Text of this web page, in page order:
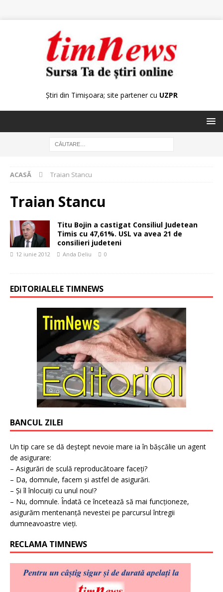
Știri din Timișoara; site partener cu UZPR
ACASĂ Traian Stancu
Traian Stancu
Titu Bojin a castigat Consiliul Judetean
Timis cu 47,61%. USL va avea 21 de
consilieri judeteni
12 iunie 2012 Anda Deliu 0
EDITORIALELE TIMNEWS
BANCUL ZILEI
Un tip care se dă deștept nevoie mare ia în bășcălie un agent
de asigurare:
– Asigurări de sculă reproducătoare faceți?
– Da, domnule, facem și astfel de asigurări.
– Și îl înlocuiți cu unul nou!?
– Nu, domnule. Îndată ce încetează să mai funcționeze,
asigurăm mentenanță nevestei pe parcursul întregii
dumneavoastre vieți.
RECLAMA TIMNEWS